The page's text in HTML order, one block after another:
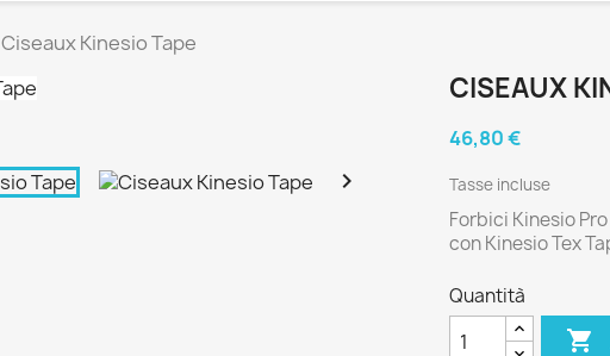
Ciseaux Kinesio Tape

CISEAUX
46,80 €
Tasse incluse
Forbici Kinesio
con Kinesio Tex
Quantità
